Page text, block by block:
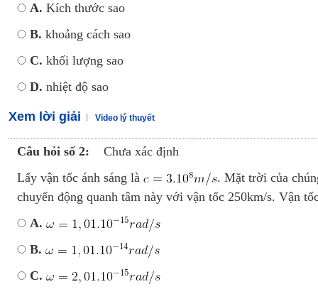
A. Kích thước sao
B. khoảng cách sao
C. khối lượng sao
D. nhiệt độ sao
Xem lời giải Video lý thuyết
Câu hỏi số 2:
Chưa xác định
Lấy vận tốc ánh sáng là
. Mặt trời của
chuyển động quanh tâm này với vận tốc 250km/s. Vận
A.
B.
C.